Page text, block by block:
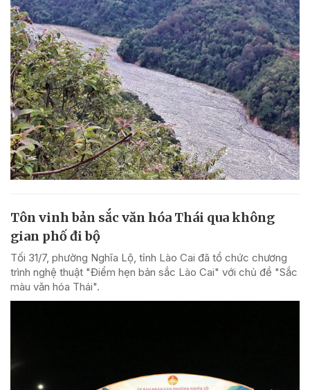
Tôn vinh bản sắc văn hóa Thái qua không
gian phố đi bộ
Tối 31/7, phường Nghĩa Lộ, tỉnh Lào Cai đã tổ chức chương
trình nghệ thuật "Điểm hẹn bản sắc Lào Cai" với chủ đề "Sắc
màu văn hóa Thái".